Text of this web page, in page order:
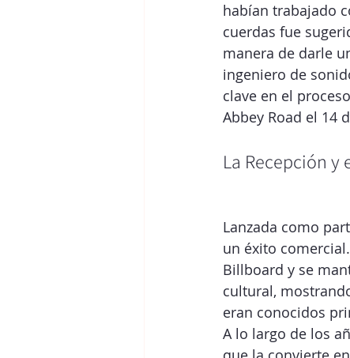
habían trabajado
cuerdas fue
manera de darle
ingeniero de
clave en el
Abbey Road el 14
La Recepción y
Lanzada como
un éxito
Billboard y se
cultural,
eran conocidos
A lo largo de los